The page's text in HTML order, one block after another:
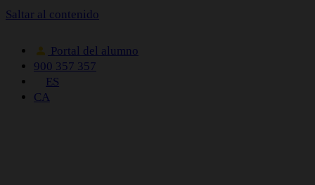
Saltar al contenido
Portal del alumno
900 357 357
ES
CA